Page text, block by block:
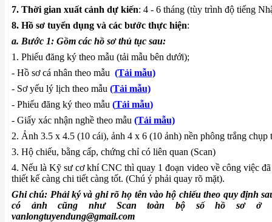
7. Thời gian xuất cảnh dự kiến: 4 - 6 tháng (tùy trình độ tiếng
8. Hồ sơ tuyển dụng và các bước thực hiện:
a. Bước 1: Gồm các hồ sơ thủ tục sau:
1. Phiếu đăng ký theo mẫu (tải mẫu bên dưới);
- Hồ sơ cá nhân theo mẫu (Tải mẫu)
- Sơ yếu lý lịch theo mẫu (Tải mẫu)
- Phiếu đăng ký theo mẫu (Tải mẫu)
- Giấy xác nhận nghề theo mẫu (Tải mẫu)
2. Ảnh 3.5 x 4.5 (10 cái), ảnh 4 x 6 (10 ảnh) nền phông trắng chụp
3. Hộ chiếu, bằng cấp, chứng chỉ có liên quan (Scan)
4. Nếu là Kỹ sư cơ khí CNC thì quay 1 đoạn video về công việc
thiết kế càng chi tiết càng tốt. (Chú ý phải quay rõ mặt).
Ghi chú: Phải ký và ghi rõ họ tên vào hộ chiếu theo quy định
có ảnh cũng như Scan toàn bộ số hồ sơ ở
vanlongtuyendung@gmail.com